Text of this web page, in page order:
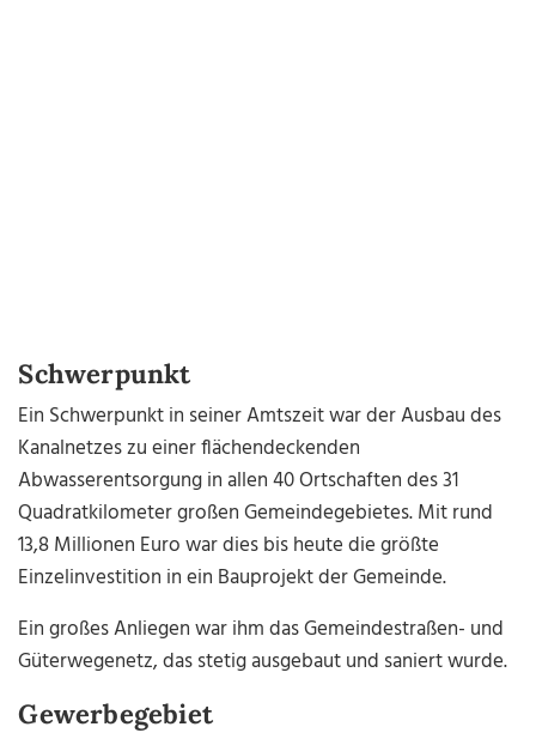
Schwerpunkt
Ein Schwerpunkt in seiner Amtszeit war der Ausbau des
Kanalnetzes zu einer flächendeckenden
Abwasserentsorgung in allen 40 Ortschaften des 31
Quadratkilometer großen Gemeindegebietes. Mit rund
13,8 Millionen Euro war dies bis heute die größte
Einzelinvestition in ein Bauprojekt der Gemeinde.
Ein großes Anliegen war ihm das Gemeindestraßen- und
Güterwegenetz, das stetig ausgebaut und saniert wurde.
Gewerbegebiet